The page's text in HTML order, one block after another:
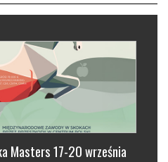
Zawsze lubiłam rywalizację, ale